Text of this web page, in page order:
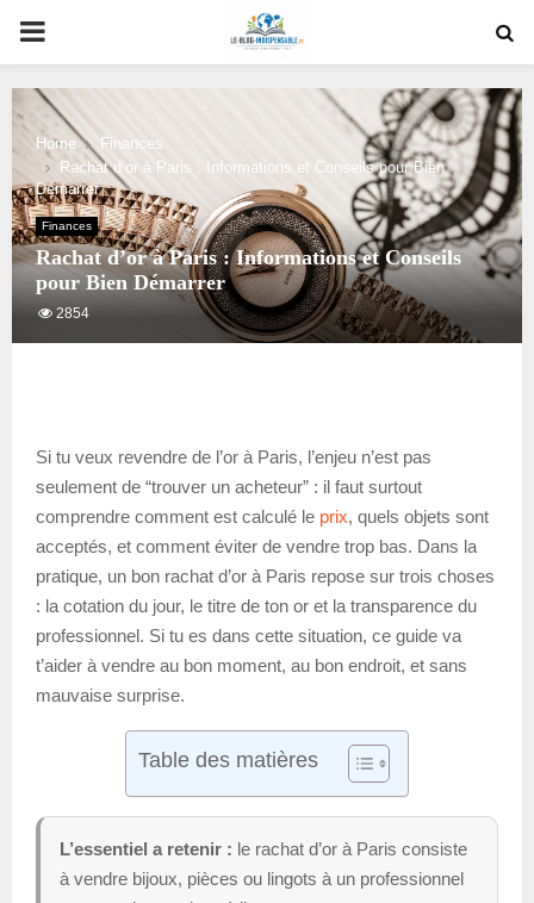
PRIMARY
MENU
Home
Finances
Rachat d’or à Paris : Informations et Conseils pour Bien
Démarrer
Finances
Rachat d’or à Paris : Informations et Conseils
pour Bien Démarrer
2854
Si tu veux revendre de l’or à Paris, l’enjeu n’est pas
seulement de “trouver un acheteur” : il faut surtout
comprendre comment est calculé le prix, quels objets sont
acceptés, et comment éviter de vendre trop bas. Dans la
pratique, un bon rachat d’or à Paris repose sur trois choses
: la cotation du jour, le titre de ton or et la transparence du
professionnel. Si tu es dans cette situation, ce guide va
t’aider à vendre au bon moment, au bon endroit, et sans
mauvaise surprise.
Table des matières
L’essentiel a retenir : le rachat d’or à Paris consiste
à vendre bijoux, pièces ou lingots à un professionnel